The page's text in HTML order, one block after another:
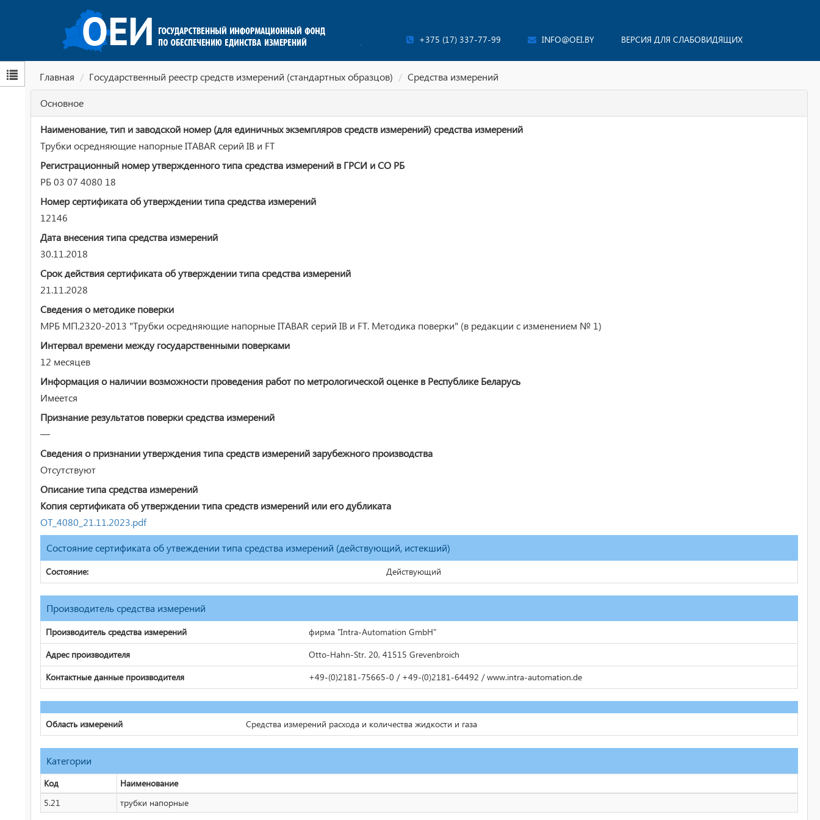
+375 (17) 337-77-99 INFO@OEI.BY ВЕРСИЯ ДЛЯ СЛАБОВИДЯЩИХ
Главная Государственный реестр средств измерений (стандартных образцов) Средства измерений
Основное
Наименование, тип и заводской номер (для единичных экземпляров средств измерений) средства измерений
Трубки осредняющие напорные ITABAR серий IB и FT
Регистрационный номер утвержденного типа средства измерений в ГРСИ и СО РБ
РБ 03 07 4080 18
Номер сертификата об утверждении типа средства измерений
12146
Дата внесения типа средства измерений
30.11.2018
Срок действия сертификата об утверждении типа средства измерений
21.11.2028
Сведения о методике поверки
МРБ МП.2320-2013 "Трубки осредняющие напорные ITABAR серий IB и FT. Методика поверки" (в редакции с изменением № 1)
Интервал времени между государственными поверками
12 месяцев
Информация о наличии возможности проведения работ по метрологической оценке в Республике Беларусь
Имеется
Признание результатов поверки средства измерений
—
Сведения о признании утверждения типа средств измерений зарубежного производства
Отсутствуют
Описание типа средства измерений
Копия сертификата об утверждении типа средств измерений или его дубликата
ОТ_4080_21.11.2023.pdf
Состояние сертификата об утвеждении типа средства измерений (действующий, истекший)
Состояние: Действующий
Производитель средства измерений
Производитель средства измерений
фирма "Intra-Automation GmbH"
Адрес производителя
Otto-Hahn-Str. 20, 41515 Grevenbroich
Контактные данные производителя
+49-(0)2181-75665-0 / +49-(0)2181-64492 / www.intra-automation.de
Область измерений Средства измерений расхода и количества жидкости и газа
Категории
Код
Наименование
5.21
трубки напорные